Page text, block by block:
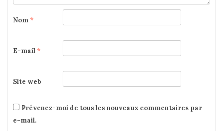
Nom *
E-mail *
Site web
Prévenez-moi de tous les nouveaux commentaires par
e-mail.